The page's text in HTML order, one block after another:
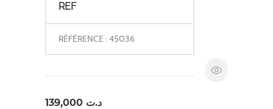
REF
RÉFÉRENCE : 45036
د.ت